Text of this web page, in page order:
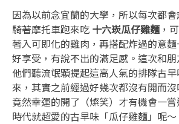
因為以前念宜蘭的大學，所以每次都
騎著摩托車跑來吃 十六崁瓜仔雞麵，
著入可即化的雞肉，再搭配炸過的意
好享受，有說不出的滿足感。這次和朋
他們聽流氓顆提起這高人氣的排隊古
來，其實之前經過好幾次都沒有開而
竟然幸運的開了（燦笑）才有機會一
時代就超愛的古早味「瓜仔雞麵」呢～